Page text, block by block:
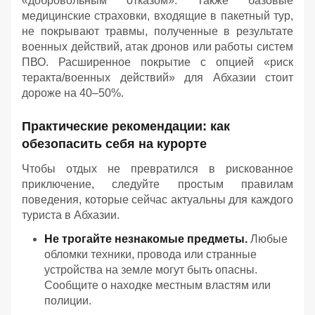
медицинские страховки, входящие в пакетный тур,
не покрывают травмы, полученные в результате
военных действий, атак дронов или работы систем
ПВО. Расширенное покрытие с опцией «риск
теракта/военных действий» для Абхазии стоит
дороже на 40–50%.
Практические рекомендации: как
обезопасить себя на курорте
Чтобы отдых не превратился в рискованное
приключение, следуйте простым правилам
поведения, которые сейчас актуальны для каждого
туриста в Абхазии.
Не трогайте незнакомые предметы. Любые
обломки техники, провода или странные
устройства на земле могут быть опасны.
Сообщите о находке местным властям или
полиции.